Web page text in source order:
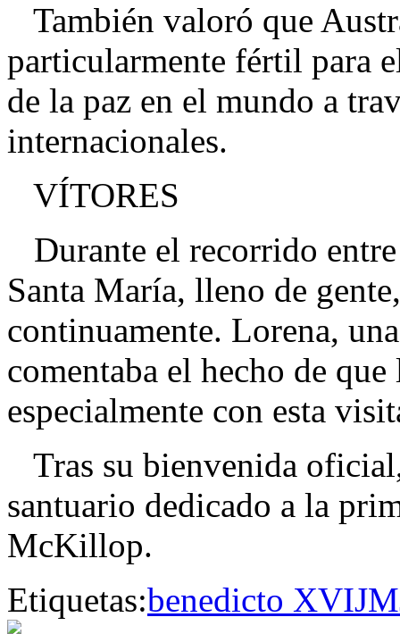
También valoró que
particularmente fértil para
de la paz en el mundo a
internacionales.
VÍTORES
Durante el recorrido
Santa María, lleno de
continuamente. Lorena,
comentaba el hecho de
especialmente con esta
Tras su bienvenida
santuario dedicado a la
McKillop.
Etiquetas:benedicto XVI